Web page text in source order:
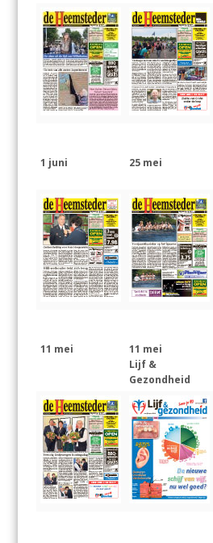
1 juni 25 mei
11 mei
11 mei
Lijf &
Gezondheid